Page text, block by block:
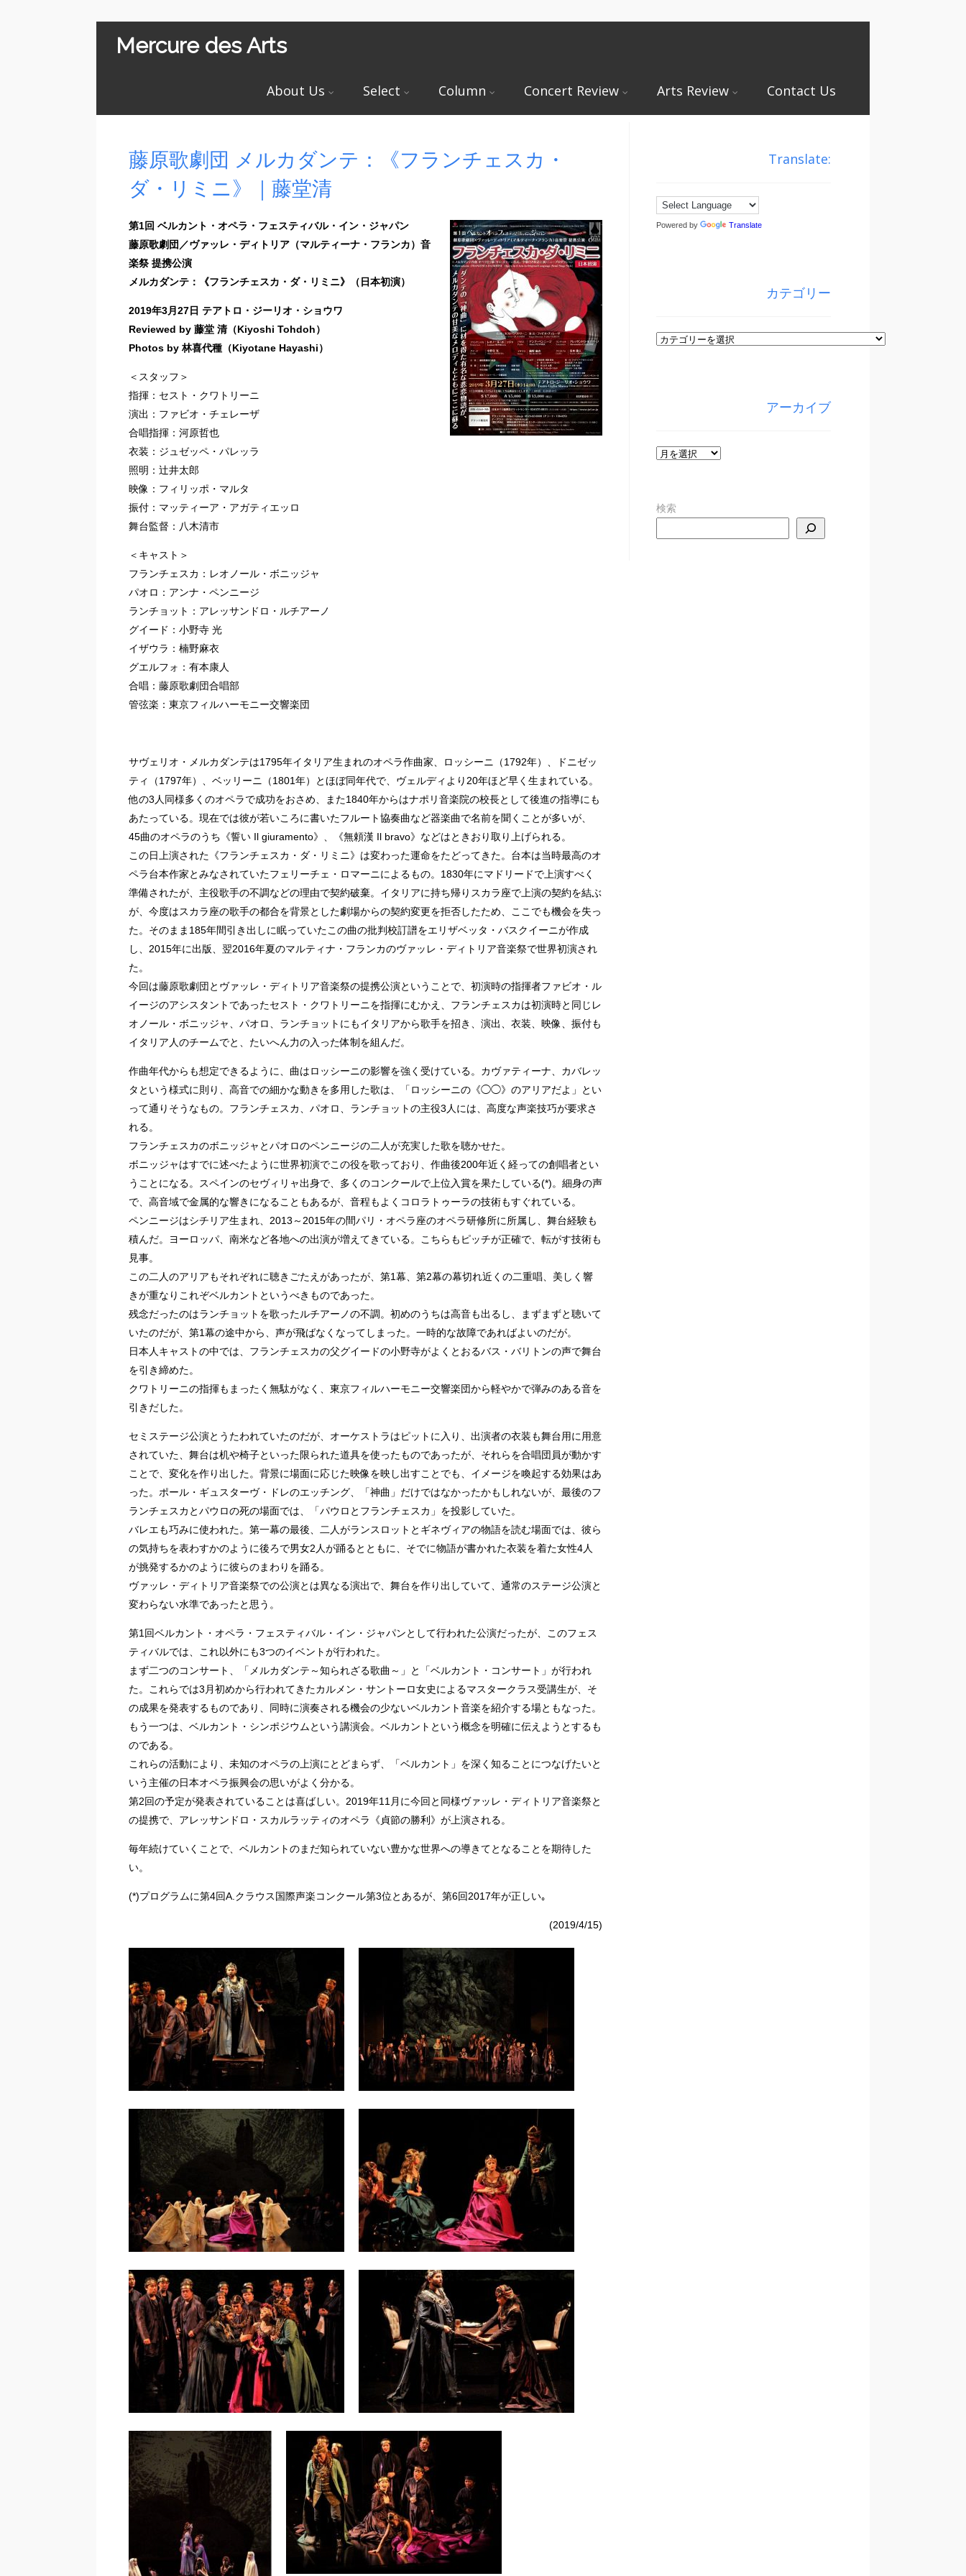
Mercure des Arts
About Us Select Column Concert Review Arts Review Contact Us
藤原歌劇団 メルカダンテ：《フランチェスカ・
ダ・リミニ》｜藤堂清
第1回 ベルカント・オペラ・フェスティバル・イン・ジャパン
藤原歌劇団／ヴァッレ・ディトリア（マルティーナ・フランカ）音
楽祭 提携公演
メルカダンテ：《フランチェスカ・ダ・リミニ》（日本初演）
2019年3月27日 テアトロ・ジーリオ・ショウワ
Reviewed by 藤堂 清（Kiyoshi Tohdoh）
Photos by 林喜代種（Kiyotane Hayashi）
＜スタッフ＞
指揮：セスト・クワトリーニ
演出：ファビオ・チェレーザ
合唱指揮：河原哲也
衣装：ジュゼッペ・パレッラ
照明：辻井太郎
映像：フィリッポ・マルタ
振付：マッティーア・アガティエッロ
舞台監督：八木清市
＜キャスト＞
フランチェスカ：レオノール・ボニッジャ
パオロ：アンナ・ペンニージ
ランチョット：アレッサンドロ・ルチアーノ
グイード：小野寺 光
イザウラ：楠野麻衣
グエルフォ：有本康人
合唱：藤原歌劇団合唱部
管弦楽：東京フィルハーモニー交響楽団
サヴェリオ・メルカダンテは1795年イタリア生まれのオペラ作曲家、ロッシーニ（1792年）、ドニゼッ
ティ（1797年）、ベッリーニ（1801年）とほぼ同年代で、ヴェルディより20年ほど早く生まれている。
他の3人同様多くのオペラで成功をおさめ、また1840年からはナポリ音楽院の校長として後進の指導にも
あたっている。現在では彼が若いころに書いたフルート協奏曲など器楽曲で名前を聞くことが多いが、
45曲のオペラのうち《誓い Il giuramento》、《無頼漢 Il bravo》などはときおり取り上げられる。
この日上演された《フランチェスカ・ダ・リミニ》は変わった運命をたどってきた。台本は当時最高のオ
ペラ台本作家とみなされていたフェリーチェ・ロマーニによるもの。1830年にマドリードで上演すべく
準備されたが、主役歌手の不調などの理由で契約破棄。イタリアに持ち帰りスカラ座で上演の契約を結ぶ
が、今度はスカラ座の歌手の都合を背景とした劇場からの契約変更を拒否したため、ここでも機会を失っ
た。そのまま185年間引き出しに眠っていたこの曲の批判校訂譜をエリザベッタ・バスクイーニが作成
し、2015年に出版、翌2016年夏のマルティナ・フランカのヴァッレ・ディトリア音楽祭で世界初演され
た。
今回は藤原歌劇団とヴァッレ・ディトリア音楽祭の提携公演ということで、初演時の指揮者ファビオ・ル
イージのアシスタントであったセスト・クワトリーニを指揮にむかえ、フランチェスカは初演時と同じレ
オノール・ボニッジャ、パオロ、ランチョットにもイタリアから歌手を招き、演出、衣装、映像、振付も
イタリア人のチームでと、たいへん力の入った体制を組んだ。
作曲年代からも想定できるように、曲はロッシーニの影響を強く受けている。カヴァティーナ、カバレッ
タという様式に則り、高音での細かな動きを多用した歌は、「ロッシーニの《◯◯》のアリアだよ」とい
って通りそうなもの。フランチェスカ、パオロ、ランチョットの主役3人には、高度な声楽技巧が要求さ
れる。
フランチェスカのボニッジャとパオロのペンニージの二人が充実した歌を聴かせた。
ボニッジャはすでに述べたように世界初演でこの役を歌っており、作曲後200年近く経っての創唱者とい
うことになる。スペインのセヴィリャ出身で、多くのコンクールで上位入賞を果たしている(*)。細身の声
で、高音域で金属的な響きになることもあるが、音程もよくコロラトゥーラの技術もすぐれている。
ペンニージはシチリア生まれ、2013～2015年の間パリ・オペラ座のオペラ研修所に所属し、舞台経験も
積んだ。ヨーロッパ、南米など各地への出演が増えてきている。こちらもピッチが正確で、転がす技術も
見事。
この二人のアリアもそれぞれに聴きごたえがあったが、第1幕、第2幕の幕切れ近くの二重唱、美しく響
きが重なりこれぞベルカントというべきものであった。
残念だったのはランチョットを歌ったルチアーノの不調。初めのうちは高音も出るし、まずまずと聴いて
いたのだが、第1幕の途中から、声が飛ばなくなってしまった。一時的な故障であればよいのだが。
日本人キャストの中では、フランチェスカの父グイードの小野寺がよくとおるバス・バリトンの声で舞台
を引き締めた。
クワトリーニの指揮もまったく無駄がなく、東京フィルハーモニー交響楽団から軽やかで弾みのある音を
引きだした。
セミステージ公演とうたわれていたのだが、オーケストラはピットに入り、出演者の衣装も舞台用に用意
されていた、舞台は机や椅子といった限られた道具を使ったものであったが、それらを合唱団員が動かす
ことで、変化を作り出した。背景に場面に応じた映像を映し出すことでも、イメージを喚起する効果はあ
った。ポール・ギュスターヴ・ドレのエッチング、「神曲」だけではなかったかもしれないが、最後のフ
ランチェスカとパウロの死の場面では、「パウロとフランチェスカ」を投影していた。
バレエも巧みに使われた。第一幕の最後、二人がランスロットとギネヴィアの物語を読む場面では、彼ら
の気持ちを表わすかのように後ろで男女2人が踊るとともに、そでに物語が書かれた衣装を着た女性4人
が挑発するかのように彼らのまわりを踊る。
ヴァッレ・ディトリア音楽祭での公演とは異なる演出で、舞台を作り出していて、通常のステージ公演と
変わらない水準であったと思う。
第1回ベルカント・オペラ・フェスティバル・イン・ジャパンとして行われた公演だったが、このフェス
ティバルでは、これ以外にも3つのイベントが行われた。
まず二つのコンサート、「メルカダンテ～知られざる歌曲～」と「ベルカント・コンサート」が行われ
た。これらでは3月初めから行われてきたカルメン・サントーロ女史によるマスタークラス受講生が、そ
の成果を発表するものであり、同時に演奏される機会の少ないベルカント音楽を紹介する場ともなった。
もう一つは、ベルカント・シンポジウムという講演会。ベルカントという概念を明確に伝えようとするも
のである。
これらの活動により、未知のオペラの上演にとどまらず、「ベルカント」を深く知ることにつなげたいと
いう主催の日本オペラ振興会の思いがよく分かる。
第2回の予定が発表されていることは喜ばしい。2019年11月に今回と同様ヴァッレ・ディトリア音楽祭と
の提携で、アレッサンドロ・スカルラッティのオペラ《貞節の勝利》が上演される。
毎年続けていくことで、ベルカントのまだ知られていない豊かな世界への導きてとなることを期待した
い。
(*)プログラムに第4回A.クラウス国際声楽コンクール第3位とあるが、第6回2017年が正しい｡
(2019/4/15)
Translate:
Powered by Translate
カテゴリー
カ
アーカイブ
ア
イ
検索